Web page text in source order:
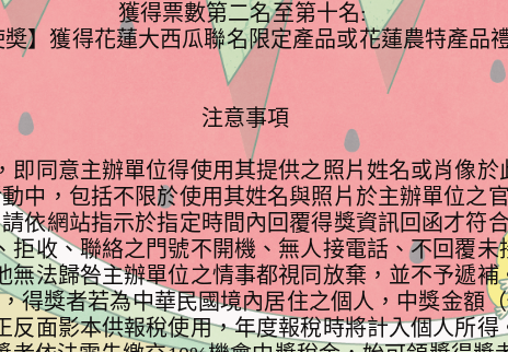
獲得票數第二名至第十名:
】獲得花蓮大西瓜聯名限定產品或花蓮農特產品
注意事項
即同意主辦單位得使用其提供之照片姓名或肖像
中，包括不限於使用其姓名與照片於主辦單位之官
依網站指示於指定時間內回覆得獎資訊回函才符
拒收、聯絡之門號不開機、無人接電話、不回覆
無法歸咎主辦單位之情事都視同放棄，並不予遞補
得獎者若為中華民國境內居住之個人，中獎金額
反面影本供報稅使用，年度報稅時將計入個人所